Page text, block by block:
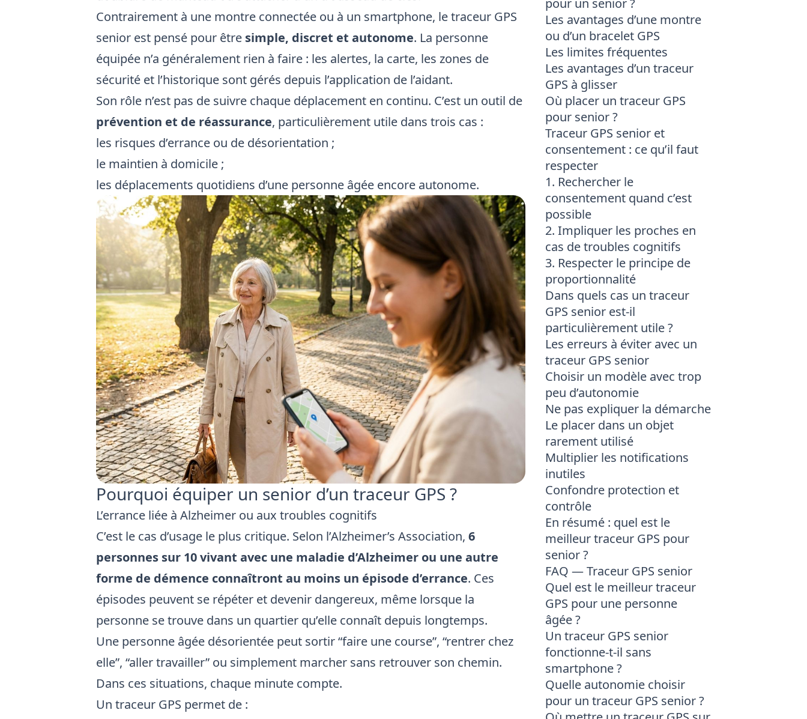
pour un senior ?
Les avantages d’une montre
ou d’un bracelet GPS
Les limites fréquentes
Les avantages d’un traceur
GPS à glisser
Où placer un traceur GPS
pour senior ?
Traceur GPS senior et
consentement : ce qu’il faut
respecter
1. Rechercher le
consentement quand c’est
possible
2. Impliquer les proches en
cas de troubles cognitifs
3. Respecter le principe de
proportionnalité
Dans quels cas un traceur
GPS senior est-il
particulièrement utile ?
Les erreurs à éviter avec un
traceur GPS senior
Choisir un modèle avec trop
peu d’autonomie
Ne pas expliquer la démarche
Le placer dans un objet
rarement utilisé
Multiplier les notifications
inutiles
Confondre protection et
contrôle
En résumé : quel est le
meilleur traceur GPS pour
senior ?
FAQ — Traceur GPS senior
Quel est le meilleur traceur
GPS pour une personne
âgée ?
Un traceur GPS senior
fonctionne-t-il sans
smartphone ?
Quelle autonomie choisir
pour un traceur GPS senior ?
Contrairement à une montre connectée ou à un smartphone, le traceur GPS
senior est pensé pour être simple, discret et autonome. La personne
équipée n’a généralement rien à faire : les alertes, la carte, les zones de
sécurité et l’historique sont gérés depuis l’application de l’aidant.
Son rôle n’est pas de suivre chaque déplacement en continu. C’est un outil de
prévention et de réassurance, particulièrement utile dans trois cas :
les risques d’errance ou de désorientation ;
le maintien à domicile ;
les déplacements quotidiens d’une personne âgée encore autonome.
Pourquoi équiper un senior d’un traceur GPS ?
L’errance liée à Alzheimer ou aux troubles cognitifs
C’est le cas d’usage le plus critique. Selon l’Alzheimer’s Association, 6
personnes sur 10 vivant avec une maladie d’Alzheimer ou une autre
forme de démence connaîtront au moins un épisode d’errance. Ces
épisodes peuvent se répéter et devenir dangereux, même lorsque la
personne se trouve dans un quartier qu’elle connaît depuis longtemps.
Une personne âgée désorientée peut sortir “faire une course”, “rentrer chez
elle”, “aller travailler” ou simplement marcher sans retrouver son chemin.
Dans ces situations, chaque minute compte.
Un traceur GPS permet de :